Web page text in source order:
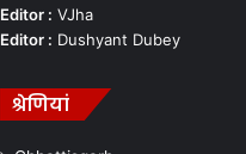
Editor : VJha
Editor : Dushyant Dubey
श्रेणियां